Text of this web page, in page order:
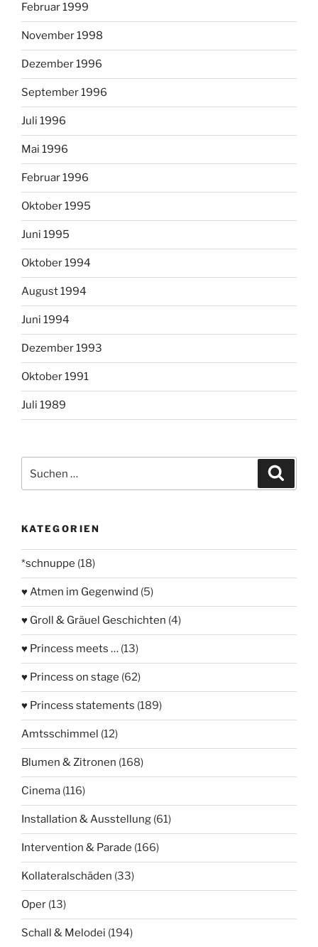
Februar 1999
November 1998
Dezember 1996
September 1996
Juli 1996
Mai 1996
Februar 1996
Oktober 1995
Juni 1995
Oktober 1994
August 1994
Juni 1994
Dezember 1993
Oktober 1991
Juli 1989
nach:
KATEGORIEN
*schnuppe (18)
♥ Atmen im Gegenwind (5)
♥ Groll & Gräuel Geschichten (4)
♥ Princess meets … (13)
♥ Princess on stage (62)
♥ Princess statements (189)
Amtsschimmel (12)
Blumen & Zitronen (168)
Cinema (116)
Installation & Ausstellung (61)
Intervention & Parade (166)
Kollateralschäden (33)
Oper (13)
Schall & Melodei (194)